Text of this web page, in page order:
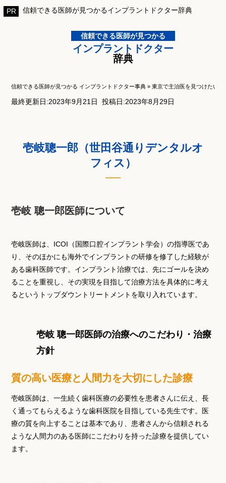
信頼できる医師が見つかるインプラントドクター辞典
信頼できる医師が見つかる
インプラントドクター
辞典
信頼できる医師が見つかる インプラントドクター事典 »東京で主治医を見つけたい
最終更新日:2023年9月21日 投稿日:2023年8月29日
壱岐聰一郎（世田谷通りデンタルオ
フィス）
壱岐 聰一郎医師について
壱岐医師は、ICOI（国際口腔インプラント学会）の指導医であ
り、そのほかにも海外でインプラントの研修を修了した経験が
ある歯科医師です。インプラント治療では、先にゴールを決め
ることを重視し、その実現を目指して治療方法を具体的に考え
るというトップダウントリートメントを取り入れています。
壱岐 聰一郎医師の治療へのこだわり・治療
方針
質の高い医療と人間力を大切にした診療
壱岐医師は、一生続く歯科医療の必要性を患者さんに伝え、長
く通ってもらえるような歯科医院を目指している先生です。医
療の質を向上することは基本であり、患者さんから信頼される
ような人間力のある医師にこだわりを持った診療を提供してい
ます。